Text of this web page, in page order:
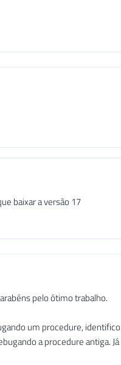
baixar a versão 17
pelo ótimo trabalho.
um procedure,
a procedure antiga.